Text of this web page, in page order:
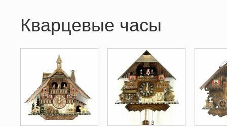
Кварцевые часы